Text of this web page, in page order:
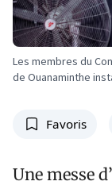
Les membres du
de Ouanaminthe
Favoris
Une messe